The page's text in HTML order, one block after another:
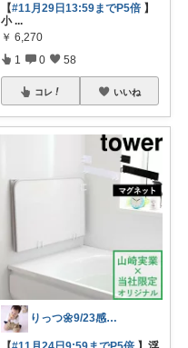
【#11月29日13:59までP5倍 】
小 ...
￥ 6,270
1 0 58
コレ いいね
りっつ🌼9/23感謝です🩵